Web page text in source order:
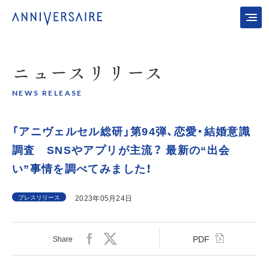
ニュース リリース
NEWS RELEASE
「アニヴェルセル総研」第94弾、恋愛・結婚意識
調査 SNSやアプリが主流？ 最新の“出会
い”事情を調べてみました！
プレスリリース 2023年05月24日
Share PDF